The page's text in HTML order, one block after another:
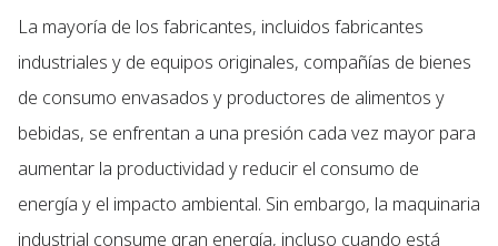
La mayoría de los fabricantes, incluidos fabricantes
industriales y de equipos originales, compañías de bienes
de consumo envasados y productores de alimentos y
bebidas, se enfrentan a una presión cada vez mayor para
aumentar la productividad y reducir el consumo de
energía y el impacto ambiental. Sin embargo, la maquinaria
industrial consume gran energía, incluso cuando está